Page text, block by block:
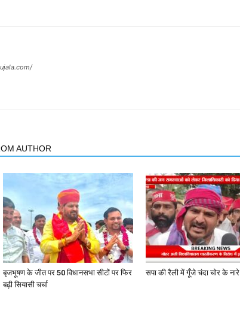
AUTHOR
बृजभूषण के जीत पर 50 विधानसभा सीटों पर फिर
बढ़ी सियासी चर्चा
सपा की रैली में गूँजे चंदा चोर के नारे